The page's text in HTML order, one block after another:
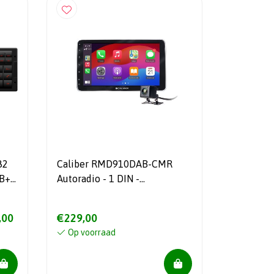
-
Caliber RMD910DAB-CMR
Autoradio - 1 DIN -
€229,00
Op voorraad